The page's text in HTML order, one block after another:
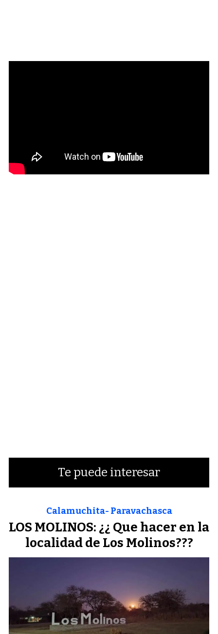
Te puede interesar
LOS MOLINOS: ¿¿ Que hacer en la
localidad de Los Molinos???
Calamuchita- Paravachasca